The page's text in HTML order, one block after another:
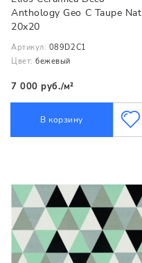
Anthology Geo С Taupe Nat
20x20
Артикул: 089D2C1
Цвет: бежевый
7 000 руб./м²
В корзину